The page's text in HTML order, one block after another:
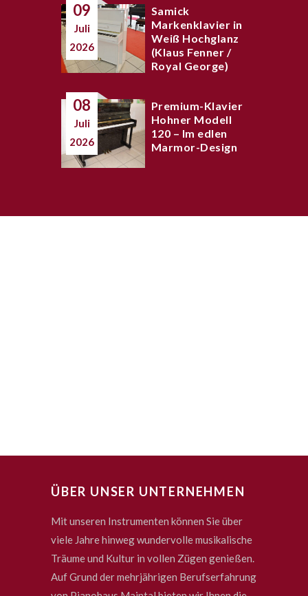
09
Juli
2026
Samick
Markenklavier in
Weiß Hochglanz
(Klaus Fenner /
Royal George)
08
Juli
2026
Premium-Klavier
Hohner Modell
120 – Im edlen
Marmor-Design
ÜBER UNSER UNTERNEHMEN
Mit unseren Instrumenten können Sie über
viele Jahre hinweg wundervolle musikalische
Träume und Kultur in vollen Zügen genießen.
Auf Grund der mehrjährigen Berufserfahrung